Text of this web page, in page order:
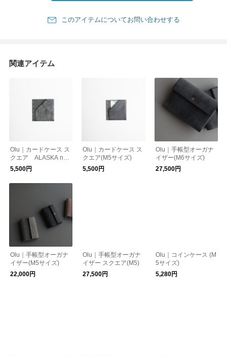
このアイテムについてお問い合わせする
関連アイテム
Olu｜カードケース ス
クエア ALASKA ner
o(M5サイズ)
5,500円
Olu｜カードケース ス
クエア(M5サイズ)
5,500円
Olu｜手帳型オーガナ
イザー(M6サイズ)
27,500円
Olu｜手帳型オーガナ
イザー(M5サイズ)
22,000円
Olu｜手帳型オーガナ
イザー スクエア(M5)
27,500円
Olu｜コインケース (M
5サイズ)
5,280円